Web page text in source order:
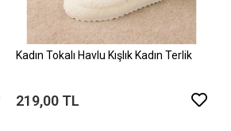
Kadın Tokalı Havlu Kışlık Kadın Terlik
219,00 TL